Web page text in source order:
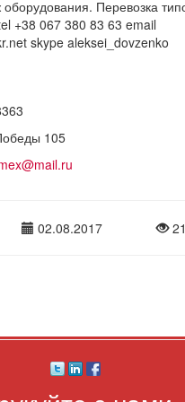
Перевозка
+38 067 380 83 63 email
skype aleksei_dovzenko
105
02.08.2017